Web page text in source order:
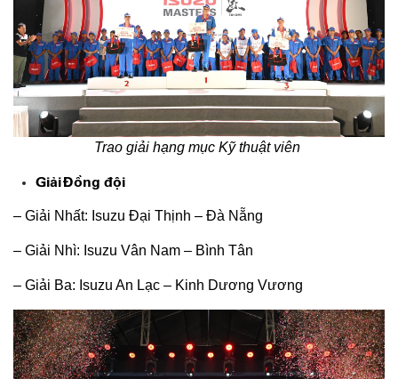
Trao giải hạng mục Kỹ thuật viên
Giải Đồng đội
– Giải Nhất: Isuzu Đại Thịnh – Đà Nẵng
– Giải Nhì: Isuzu Vân Nam – Bình Tân
– Giải Ba: Isuzu An Lạc – Kinh Dương Vương